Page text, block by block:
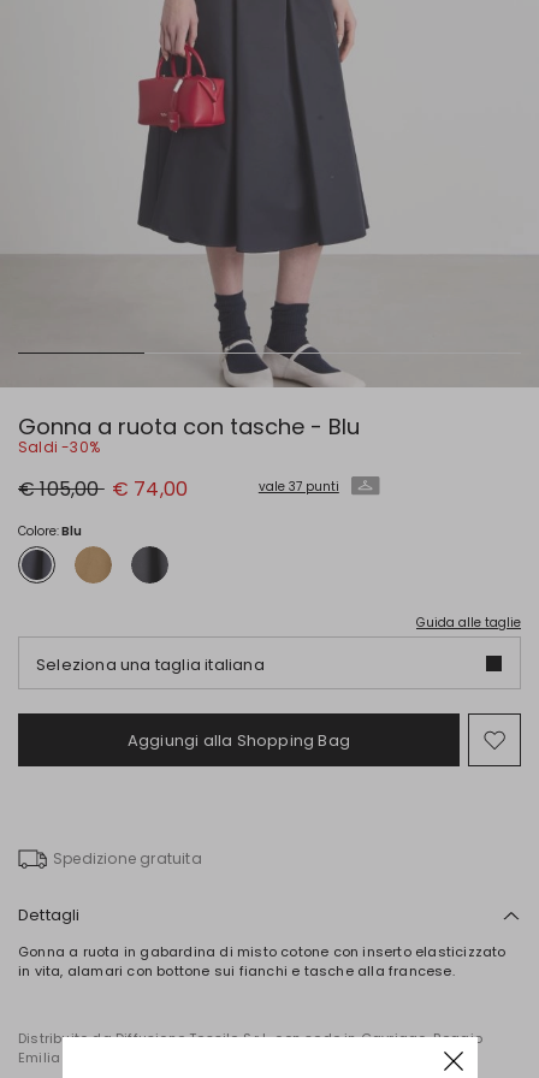
Gonna a ruota con tasche - Blu
Saldi -30%
Prezzo
originale
105,00
€ 105,00 Nuovo
prezzo
€ 74,00 vale 37 punti
Colore:Blu
Guida alle taglie
Seleziona una taglia italiana
Aggiungi alla Shopping Bag
Spedizione gratuita
Dettagli
Gonna a ruota in gabardina di misto cotone con inserto elasticizzato
in vita, alamari con bottone sui fianchi e tasche alla francese.
Distribuito da Diffusione Tessile S.r.l., con sede in Cavriago, Reggio
Emilia (Italia), Via Santi n. 8, 42025